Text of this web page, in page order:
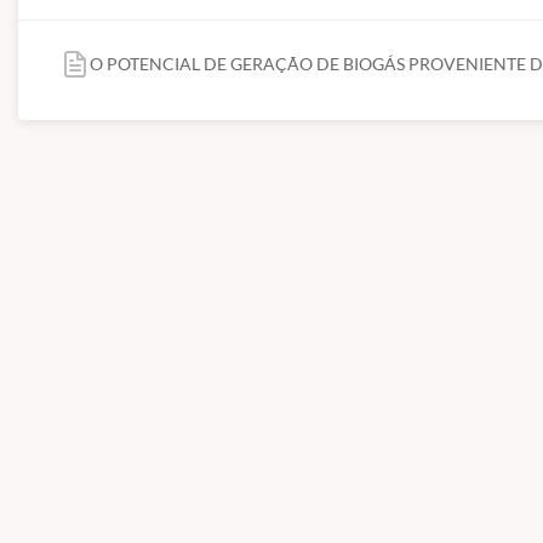
O POTENCIAL DE GERAÇÃO DE BIOGÁS PROVENIENTE